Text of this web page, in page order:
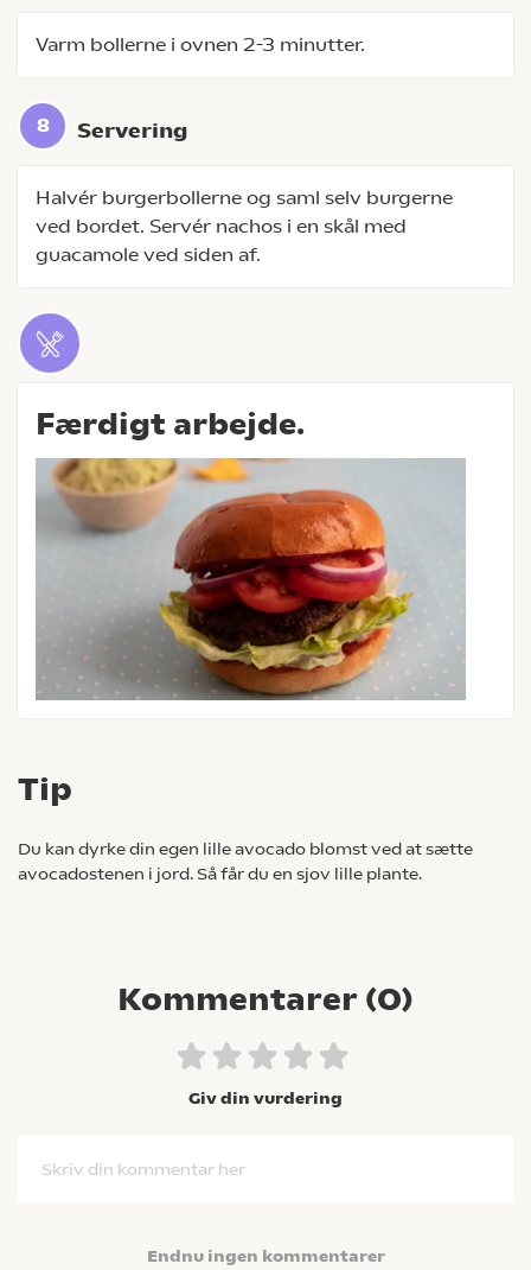
Varm bollerne i ovnen 2-3 minutter.
Servering
Halvér burgerbollerne og saml selv burgerne
ved bordet. Servér nachos i en skål med
guacamole ved siden af.
Færdigt arbejde.
Tip
Du kan dyrke din egen lille avocado blomst ved at sætte
avocadostenen i jord. Så får du en sjov lille plante.
Kommentarer (0)
Giv din vurdering
Skriv din kommentar her
Endnu ingen kommentarer